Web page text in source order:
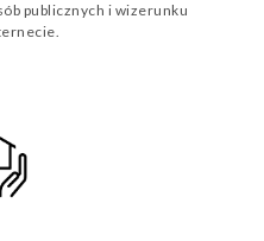
publicznych i wizerunku